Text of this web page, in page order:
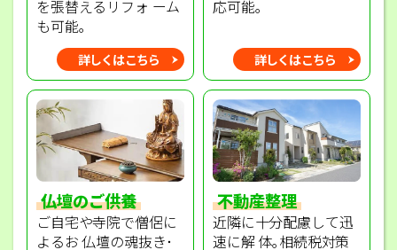
を張替えるリフォ ーム
も可能｡
詳しくはこちら
応可能｡
詳しくはこちら
仏壇のご供養
ご自宅や寺院で僧侶に
よるお 仏壇の魂抜き･
不動産整理
近隣に十分配慮して迅
速に解 体｡相続税対策